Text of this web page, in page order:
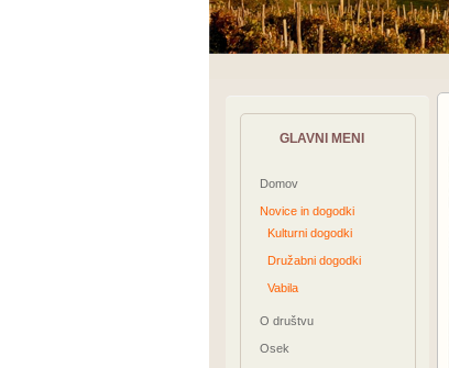
GLAVNI MENI
Domov
Novice in dogodki
Kulturni dogodki
Družabni dogodki
Vabila
O društvu
Osek